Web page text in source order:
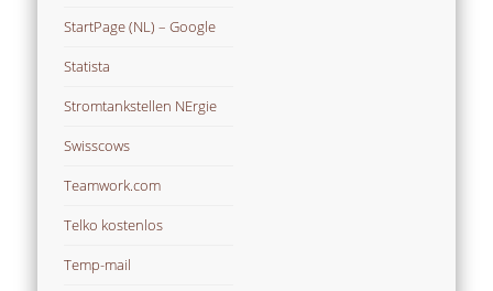
StartPage (NL) – Google
Statista
Stromtankstellen NErgie
Swisscows
Teamwork.com
Telko kostenlos
Temp-mail